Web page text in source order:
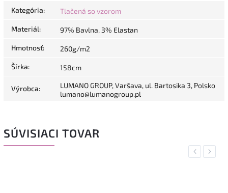
Kategória: Tlačená so vzorom
Materiál: 97% Bavlna, 3% Elastan
Hmotnosť: 260g/m2
Šírka: 158cm
Výrobca:
LUMANO GROUP, Varšava, ul. Bartosika 3, Polsko
lumano@lumanogroup.pl
SÚVISIACI TOVAR
Previous
Next